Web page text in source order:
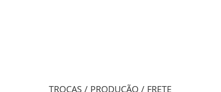
TROCAS / PRODUÇÃO / FRETE